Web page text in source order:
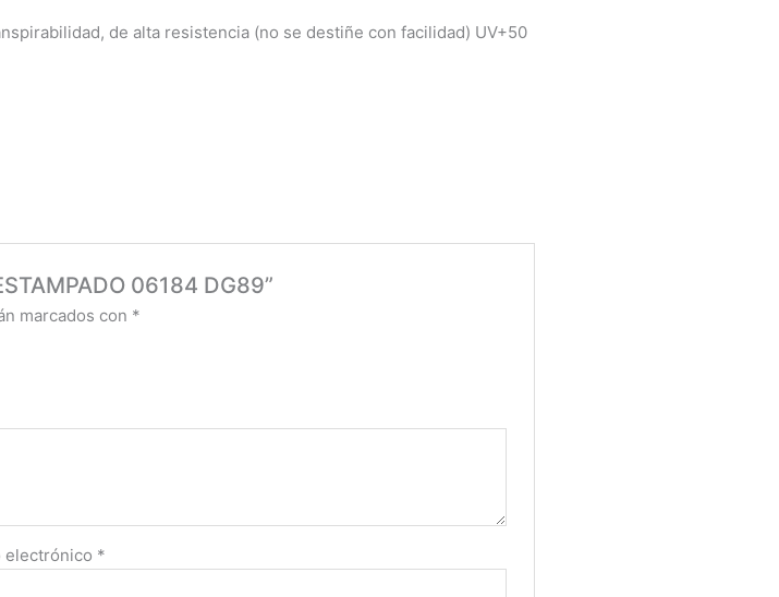
de alta resistencia (no se destiñe con facilidad) UV+50
06184 DG89”
marcados con *
electrónico *